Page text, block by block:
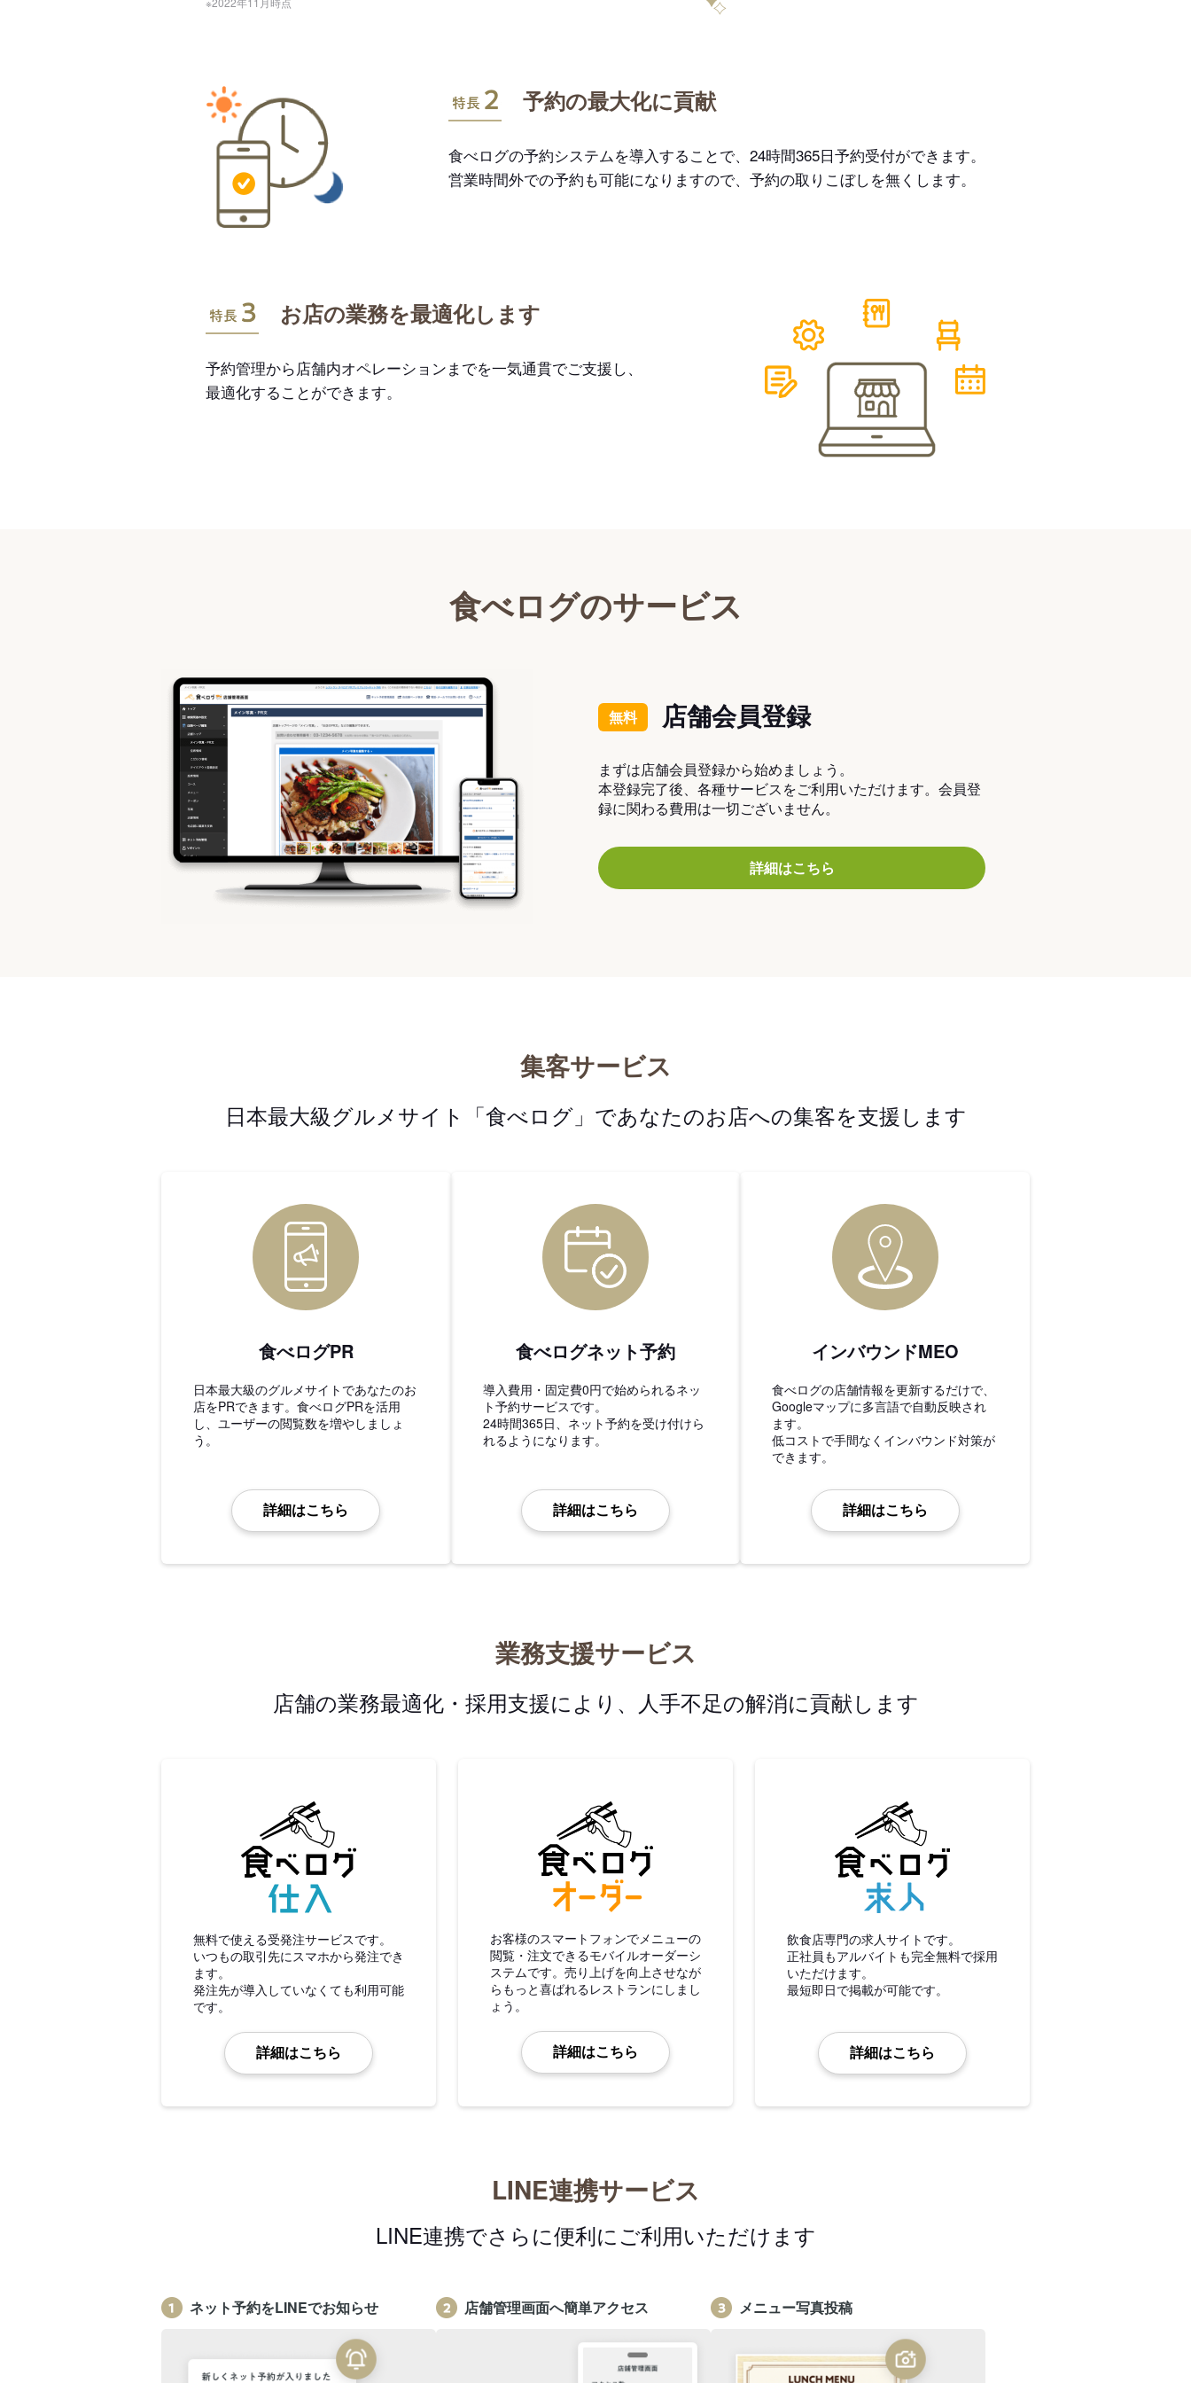
特長2
予約の最大化に貢献
食べログの予約システムを導入することで、24時間365日予約受付ができます。
営業時間外での予約も可能になりますので、予約の取りこぼしを無くします。
特長3
お店の業務を最適化します
予約管理から店舗内オペレーションまでを一気通貫でご支援し、
最適化することができます。
食べログのサービス
無料 店舗会員登録
まずは店舗会員登録から始めましょう。
本登録完了後、各種サービスをご利用いただけます。会員登
録に関わる費用は一切ございません。
詳細はこちら
集客サービス
日本最大級グルメサイト「食べログ」であなたのお店への集客を支援します
食べログPR
日本最大級のグルメサイトであなたのお
店をPRできます。食べログPRを活用
し、ユーザーの閲覧数を増やしましょ
う。
詳細はこちら
食べログネット予約
導入費用・固定費0円で始められるネッ
ト予約サービスです。
24時間365日、ネット予約を受け付けら
れるようになります。
詳細はこちら
インバウンドMEO
食べログの店舗情報を更新するだけで、
Googleマップに多言語で自動反映され
ます。
低コストで手間なくインバウンド対策が
できます。
詳細はこちら
業務支援サービス
店舗の業務最適化・採用支援により、人手不足の解消に貢献します
無料で使える受発注サービスです。
いつもの取引先にスマホから発注でき
ます。
発注先が導入していなくても利用可能
です。
詳細はこちら
お客様のスマートフォンでメニューの
閲覧・注文できるモバイルオーダーシ
ステムです。売り上げを向上させなが
らもっと喜ばれるレストランにしまし
ょう。
詳細はこちら
飲食店専門の求人サイトです。
正社員もアルバイトも完全無料で採用
いただけます。
最短即日で掲載が可能です。
詳細はこちら
LINE連携サービス
LINE連携でさらに便利にご利用いただけます
ネット予約をLINEでお知らせ 店舗管理画面へ簡単アクセス メニュー写真投稿